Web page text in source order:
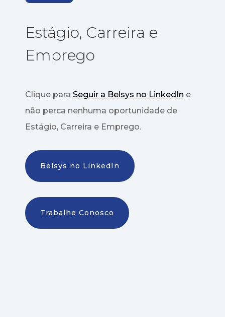
Estágio, Carreira e
Emprego
Clique para Seguir a Belsys no LinkedIn e
não perca nenhuma oportunidade de
Estágio, Carreira e Emprego.
Belsys no LinkedIn
Trabalhe Conosco